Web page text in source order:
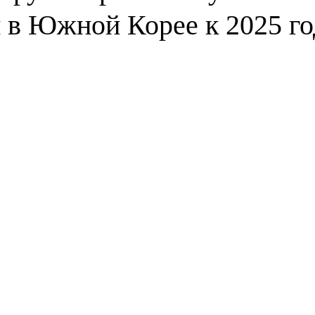
в Южной Корее к 2025